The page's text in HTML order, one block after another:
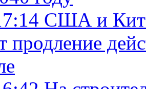
США и
продление